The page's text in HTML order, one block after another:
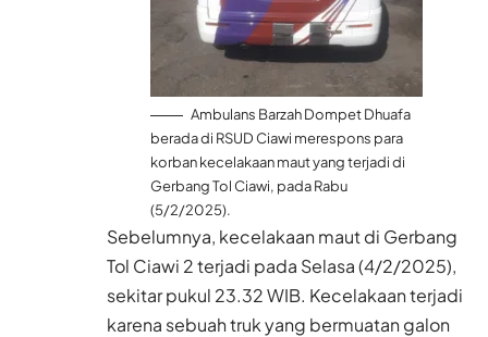
Ambulans Barzah Dompet Dhuafa
berada di RSUD Ciawi merespons para
korban kecelakaan maut yang terjadi di
Gerbang Tol Ciawi, pada Rabu
(5/2/2025).
Sebelumnya, kecelakaan maut di Gerbang
Tol Ciawi 2 terjadi pada Selasa (4/2/2025),
sekitar pukul 23.32 WIB. Kecelakaan terjadi
karena sebuah truk yang bermuatan galon